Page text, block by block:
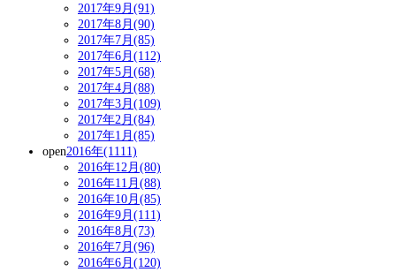
2017年9月(91)
2017年8月(90)
2017年7月(85)
2017年6月(112)
2017年5月(68)
2017年4月(88)
2017年3月(109)
2017年2月(84)
2017年1月(85)
open2016年(1111)
2016年12月(80)
2016年11月(88)
2016年10月(85)
2016年9月(111)
2016年8月(73)
2016年7月(96)
2016年6月(120)